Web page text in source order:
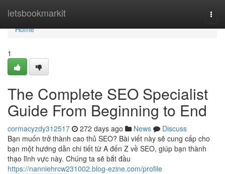
letsbookmarkit
Home
Home
1
The Complete SEO Specialist
Guide From Beginning to End
cormacyzdy312517 272 days ago News
Discuss
Bạn muốn trở thành cao thủ SEO? Bài viết này sẽ cung cấp cho
bạn một hướng dẫn chi tiết từ A đến Z về SEO, giúp bạn thành
thạo lĩnh vực này. Chúng ta sẽ bắt đầu
https://nanniehrcw231002.blog-ezine.com/profile